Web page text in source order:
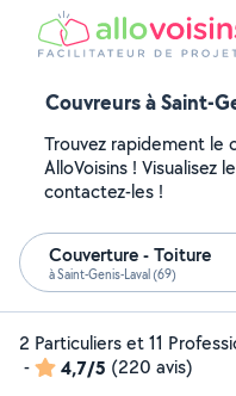
Couvreurs à Saint-
Trouvez rapidement le
AlloVoisins ! Visualisez
contactez-les !
Couverture - Toiture
à Saint-Genis-Laval (69)
2 Particuliers et 11
-
4,7/5 (220 avis)